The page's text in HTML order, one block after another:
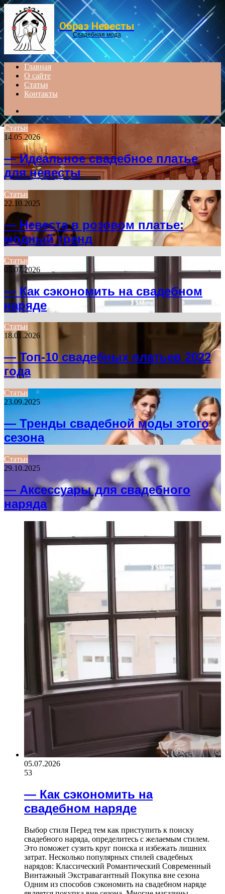
Menu
Образ Невесты
Свадебная мода
Главная
О сайте
Статьи
Контакты
Статьи
14.05.2026
— Идеальное свадебное платье
для невесты
Статьи
22.10.2025
— Невеста в розовом платье:
модный тренд
Статьи
05.07.2026
— Как сэкономить на свадебном
наряде
Статьи
18.01.2026
— Топ-10 свадебных платьев 2022
года
Статьи
23.09.2025
— Тренды свадебной моды этого
сезона
Статьи
29.10.2025
— Аксессуары для свадебного
наряда
05.07.2026
53
— Как сэкономить на
свадебном наряде
Выбор стиля Перед тем как приступить к поиску
свадебного наряда, определитесь с желаемым стилем.
Это поможет сузить круг поиска и избежать лишних
затрат. Несколько популярных стилей свадебных
нарядов: Классический Романтический Современный
Винтажный Экстравагантный Покупка вне сезона
Одним из способов сэкономить на свадебном наряде